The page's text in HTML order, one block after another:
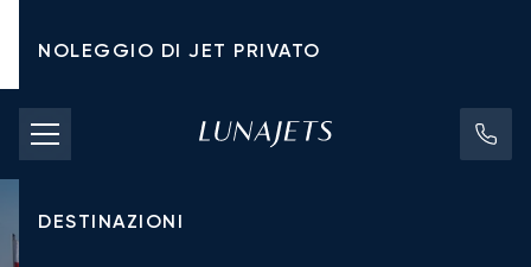
NOLEGGIO DI JET PRIVATO
TARIFFE DI NOLEGGIO
JET PRIVATI
DESTINAZIONI